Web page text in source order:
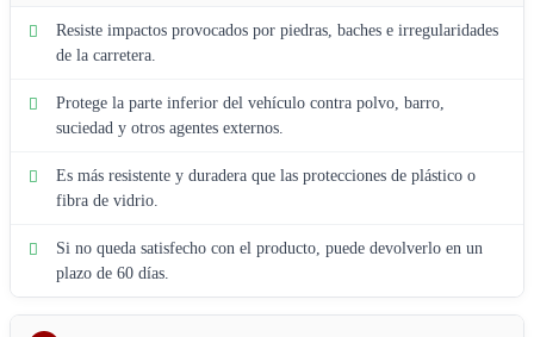
Resiste impactos provocados por piedras, baches e irregularidades
de la carretera.
Protege la parte inferior del vehículo contra polvo, barro,
suciedad y otros agentes externos.
Es más resistente y duradera que las protecciones de plástico o
fibra de vidrio.
Si no queda satisfecho con el producto, puede devolverlo en un
plazo de 60 días.